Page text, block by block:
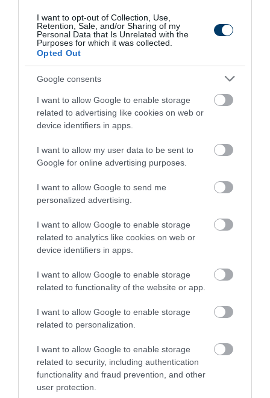
I want to opt-out of Collection, Use,
Retention, Sale, and/or Sharing of my
Personal Data that Is Unrelated with the
Purposes for which it was collected.
Opted Out
Google consents
I want to allow Google to enable storage
related to advertising like cookies on web or
device identifiers in apps.
I want to allow my user data to be sent to
Google for online advertising purposes.
I want to allow Google to send me
personalized advertising.
I want to allow Google to enable storage
related to analytics like cookies on web or
device identifiers in apps.
I want to allow Google to enable storage
related to functionality of the website or app.
I want to allow Google to enable storage
related to personalization.
I want to allow Google to enable storage
related to security, including authentication
functionality and fraud prevention, and other
user protection.
Stop Eating These 3 Foods That Are Known to
Cause Parasites
427 42 173
This Simple Trick Removes All Parasites From
Your Body!